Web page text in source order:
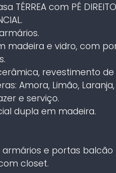
TÉRREA com PÉ
madeira e vidro, com
revestimento
Amora, Limão,
e serviço.
dupla em madeira.
e portas balcão
closet.